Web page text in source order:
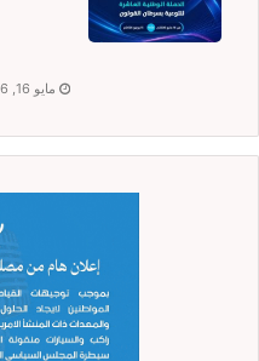
مايو 16, 2026